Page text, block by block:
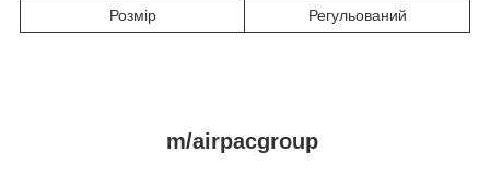
Розмір
Регульований
m/airpacgroup